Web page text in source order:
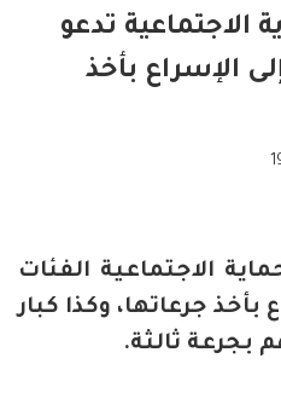
الاجتماعية تدعو
الإسراع بأخذ
الاجتماعية الفئات
بأخذ جرعاتها، وكذا كبار
بجرعة ثالثة.